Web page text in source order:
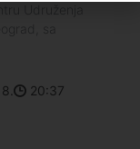
20:37